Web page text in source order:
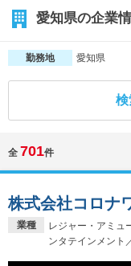
探す
イベントを探す
就活ノウハウ・
愛知県の企業
勤務地 愛知県
検
全 701件
業種
レジャー・アミュ
ンタテインメント
株式会社コロナ